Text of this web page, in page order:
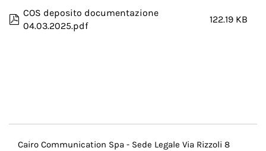
COS deposito documentazione
04.03.2025.pdf
122.19 KB
Menu
Cairo Communication Spa - Sede Legale Via Rizzoli 8